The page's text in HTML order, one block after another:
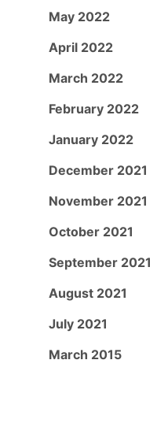
May 2022
April 2022
March 2022
February 2022
January 2022
December 2021
November 2021
October 2021
September 2021
August 2021
July 2021
March 2015